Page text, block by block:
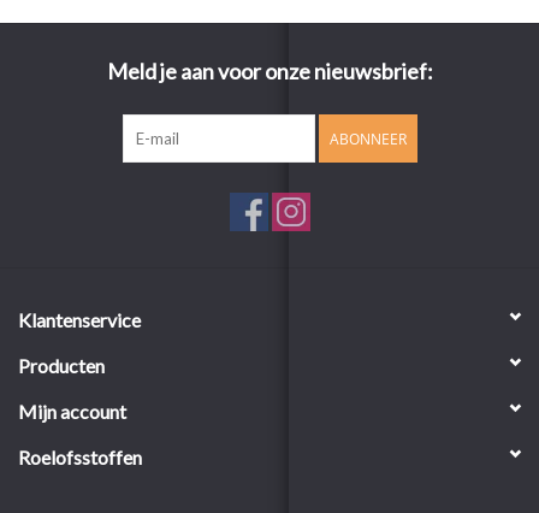
Meld je aan voor onze nieuwsbrief:
ABONNEER
Klantenservice
Producten
Mijn account
Roelofsstoffen